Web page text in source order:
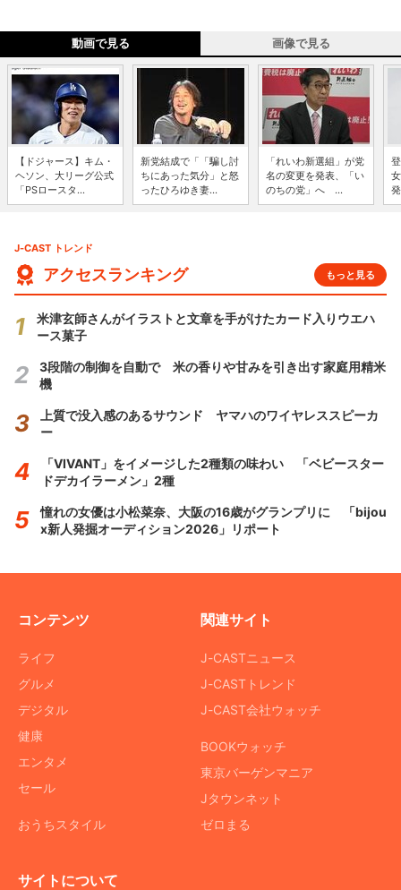
動画で見る 画像で見る
【ドジャース】キム・
ヘソン、大リーグ公式
「PSロースタ...
新党結成で「「騙し討
ちにあった気分」と怒
ったひろゆき妻...
「れいわ新選組」が党
名の変更を発表、「い
のちの党」へ ...
J-CAST トレンド
アクセスランキング もっと見る
米津玄師さんがイラストと文章を手がけたカード入りウエハ
ース菓子
3段階の制御を自動で 米の香りや甘みを引き出す家庭用精米
機
上質で没入感のあるサウンド ヤマハのワイヤレススピーカ
ー
「VIVANT」をイメージした2種類の味わい 「ベビースター
ドデカイラーメン」2種
憧れの女優は小松菜奈、大阪の16歳がグランプリに 「bijou
x新人発掘オーディション2026」リポート
コンテンツ
ライフ
グルメ
デジタル
健康
エンタメ
セール
おうちスタイル
関連サイト
J-CASTニュース
J-CASTトレンド
J-CAST会社ウォッチ
BOOKウォッチ
東京バーゲンマニア
Jタウンネット
ゼロまる
サイトについて